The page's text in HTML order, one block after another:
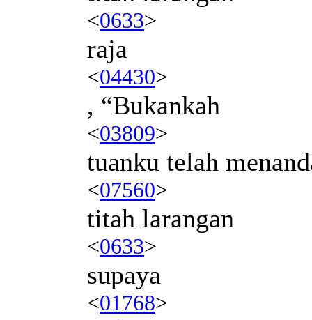
<0633>
raja
<04430>
, “Bukankah
<03809>
tuanku telah
<07560>
titah larangan
<0633>
supaya
<01768>